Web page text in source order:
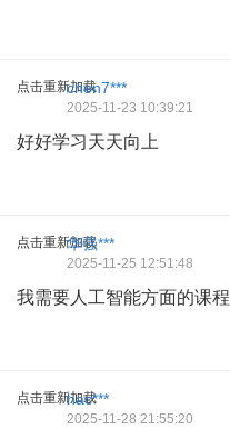
点击重新加载chen7***
2025-11-23 10:39:21
好好学习天天向上
点击重新加载
华强***
2025-11-25 12:51:48
我需要人工智能方面的课程
点击重新加载
hac***
2025-11-28 21:55:20